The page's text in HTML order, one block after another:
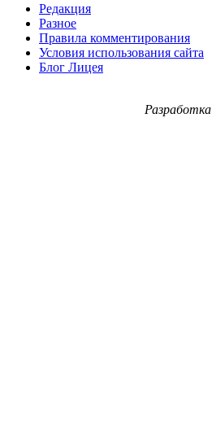
Редакция
Разное
Правила комментирования
Условия использования сайта
Блог Лицея
Разработка